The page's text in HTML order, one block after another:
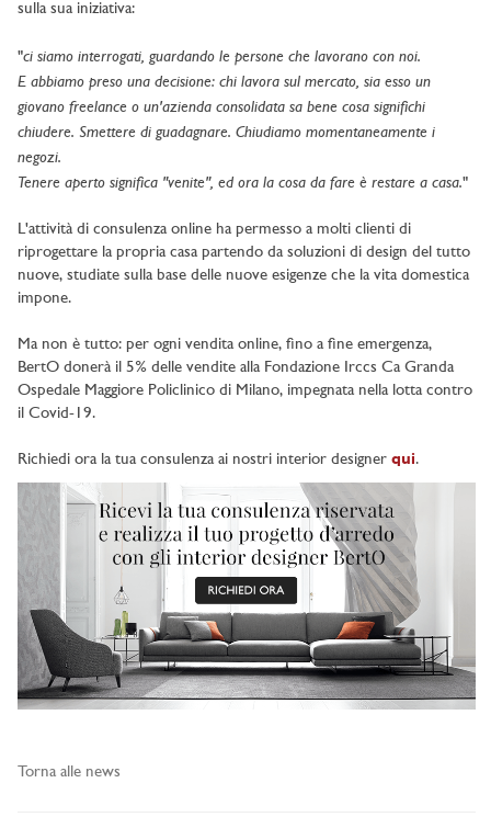
sulla sua iniziativa:
"ci siamo interrogati, guardando le persone che lavorano con noi.
E abbiamo preso una decisione: chi lavora sul mercato, sia esso un
giovano freelance o un'azienda consolidata sa bene cosa significhi
chiudere. Smettere di guadagnare. Chiudiamo momentaneamente i
negozi.
Tenere aperto significa "venite", ed ora la cosa da fare è restare a casa."
L'attività di consulenza online ha permesso a molti clienti di
riprogettare la propria casa partendo da soluzioni di design del tutto
nuove, studiate sulla base delle nuove esigenze che la vita domestica
impone.
Ma non è tutto: per ogni vendita online, fino a fine emergenza,
BertO donerà il 5% delle vendite alla Fondazione Irccs Ca Granda
Ospedale Maggiore Policlinico di Milano, impegnata nella lotta contro
il Covid-19.
Richiedi ora la tua consulenza ai nostri interior designer qui.
Torna alle news